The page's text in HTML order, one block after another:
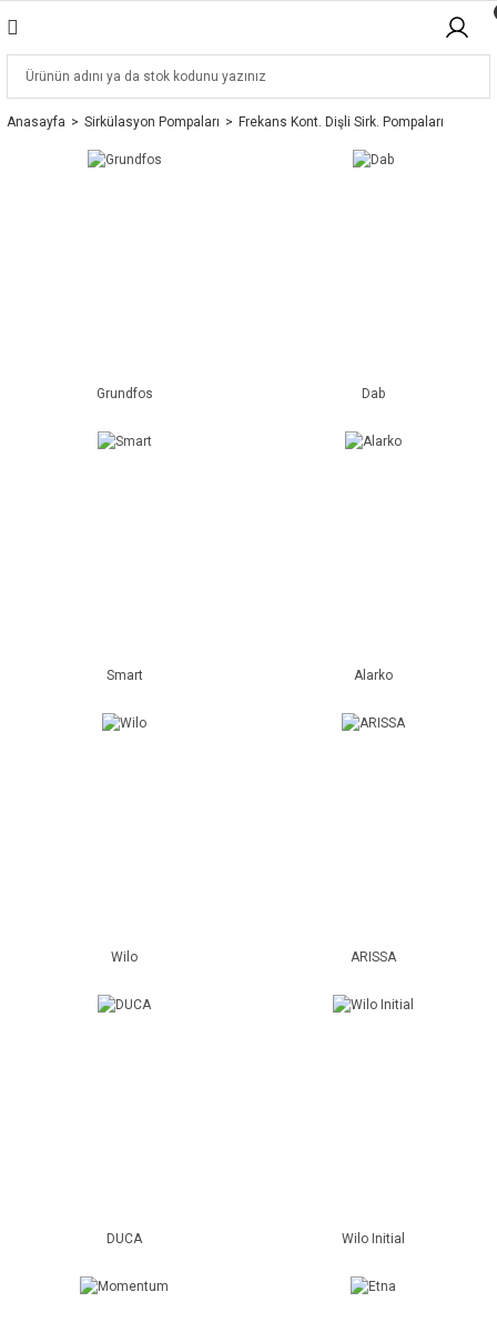
Anasayfa Sirkülasyon Pompaları Frekans Kont. Dişli Sirk. Pompaları
Grundfos Dab
Smart Alarko
Wilo ARISSA
DUCA Wilo Initial